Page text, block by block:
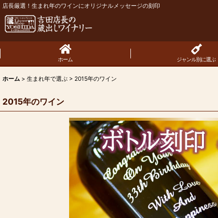
店長厳選！生まれ年のワインにオリジナルメッセージの刻印
ホーム ジャンル別に選ぶ
ホーム > 生まれ年で選ぶ > 2015年のワイン
2015年のワイン